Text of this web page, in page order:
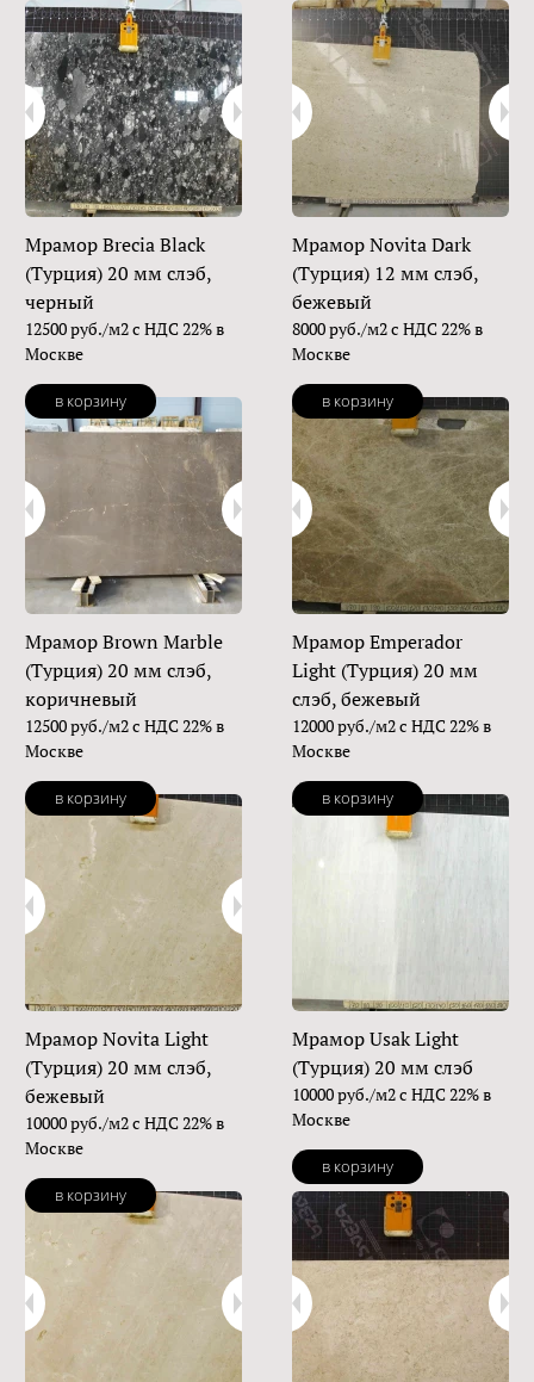
Мрамор Brecia Black
(Турция) 20 мм слэб,
черный
12500 руб./м2 с НДС 22% в
Москве
в корзину
Мрамор Novita Dark
(Турция) 12 мм слэб,
бежевый
8000 руб./м2 с НДС 22% в
Москве
в корзину
Мрамор Brown Marble
(Турция) 20 мм слэб,
коричневый
12500 руб./м2 с НДС 22% в
Москве
в корзину
Мрамор Emperador
Light (Турция) 20 мм
слэб, бежевый
12000 руб./м2 с НДС 22% в
Москве
в корзину
Мрамор Novita Light
(Турция) 20 мм слэб,
бежевый
10000 руб./м2 с НДС 22% в
Москве
в корзину
Мрамор Usak Light
(Турция) 20 мм слэб
10000 руб./м2 с НДС 22% в
Москве
в корзину